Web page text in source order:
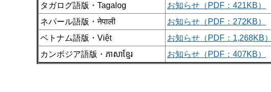
タガログ語版・Tagalog
お知らせ（PDF：421KB）
ネパール語版・नेपाली
お知らせ（PDF：272KB）
ベトナム語版・Việt
お知らせ（PDF：1,268KB）
カンボジア語版・ភាសាខ្មែរ
お知らせ（PDF：407KB）